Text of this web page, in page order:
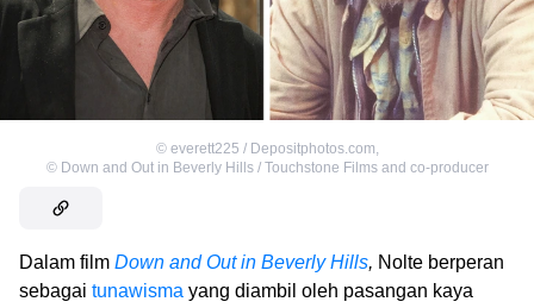
© everett225 / Depositphotos.com,
© Down and Out in Beverly Hills / Touchstone Films and co-producer
Dalam film Down and Out in Beverly Hills, Nolte berperan
sebagai tunawisma yang diambil oleh pasangan kaya